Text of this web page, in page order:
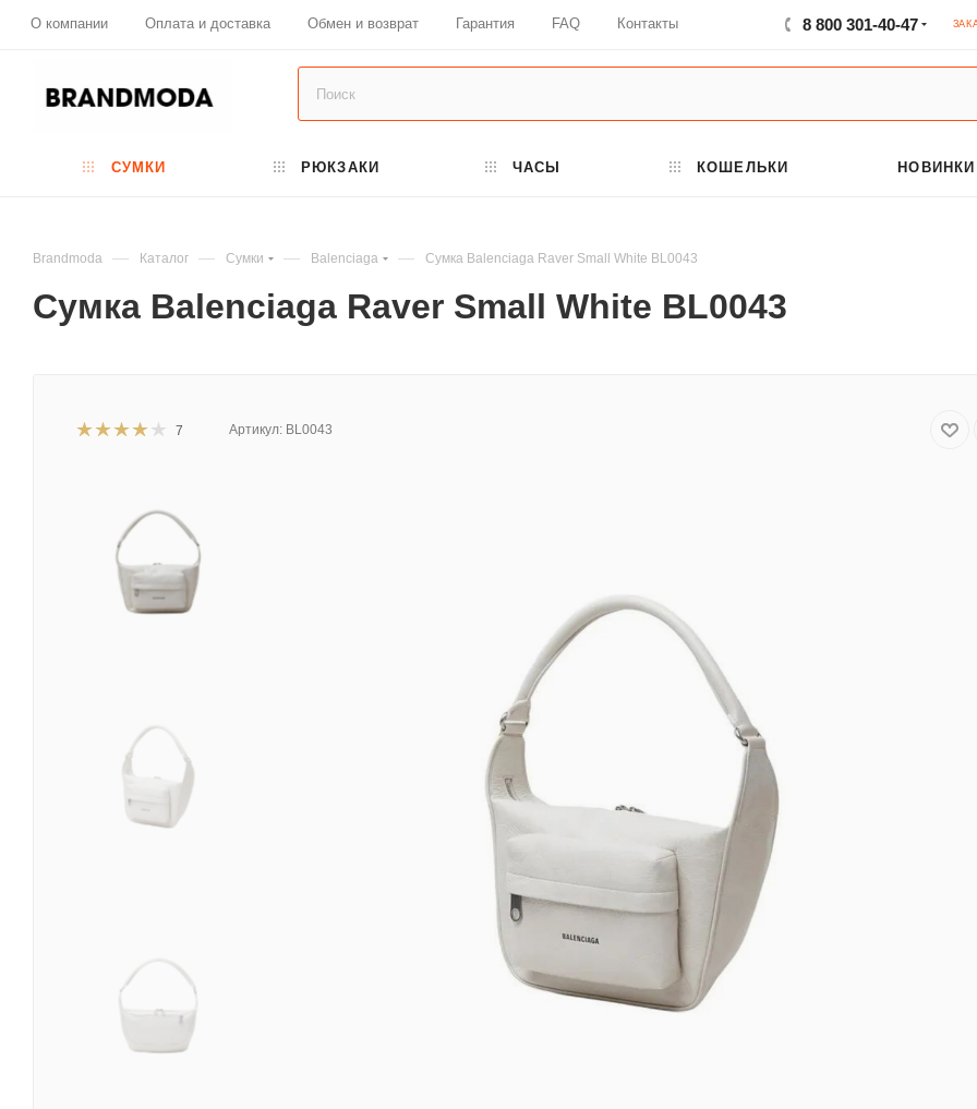
О компании Оплата и доставка Обмен и возврат Гарантия FAQ Контакты 8 800 301-40-47
СУМКИ РЮКЗАКИ ЧАСЫ КОШЕЛЬКИ НОВИНКИ
Brandmoda — Каталог — Сумки — Balenciaga — Сумка Balenciaga Raver Small White BL0043
Сумка Balenciaga Raver Small White BL0043
7 Артикул: BL0043